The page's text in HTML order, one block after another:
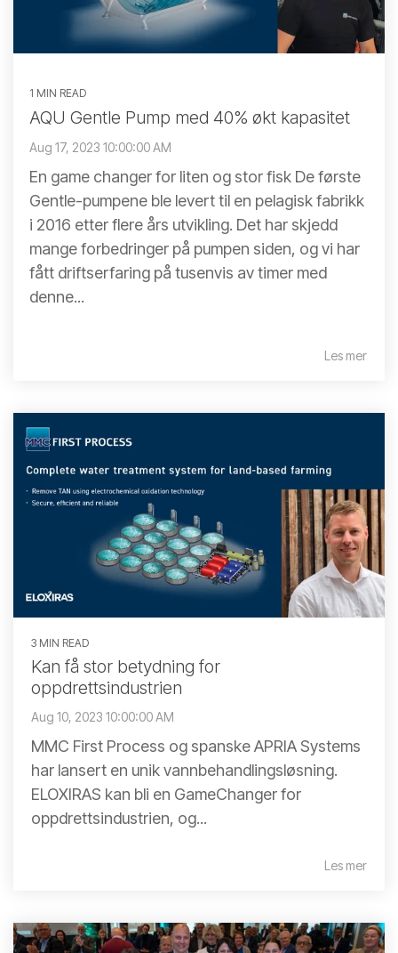
1 MIN READ
AQU Gentle Pump med 40% økt kapasitet
Aug 17, 2023 10:00:00 AM
En game changer for liten og stor fisk De første
Gentle-pumpene ble levert til en pelagisk fabrikk
i 2016 etter flere års utvikling. Det har skjedd
mange forbedringer på pumpen siden, og vi har
fått driftserfaring på tusenvis av timer med
denne...
Les mer
3 MIN READ
Kan få stor betydning for
oppdrettsindustrien
Aug 10, 2023 10:00:00 AM
MMC First Process og spanske APRIA Systems
har lansert en unik vannbehandlingsløsning.
ELOXIRAS kan bli en GameChanger for
oppdrettsindustrien, og...
Les mer